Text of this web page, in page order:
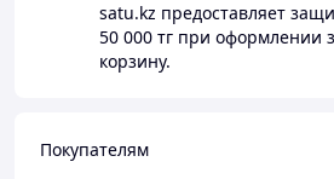
satu.kz предоставляет
50 000 тг при оформлении
корзину.
Покупателям